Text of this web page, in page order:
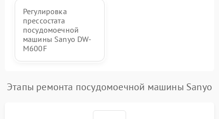
Регулировка
прессостата
посудомоечной
машины Sanyo DW-
M600F
Этапы ремонта посудомоечной машины Sanyo